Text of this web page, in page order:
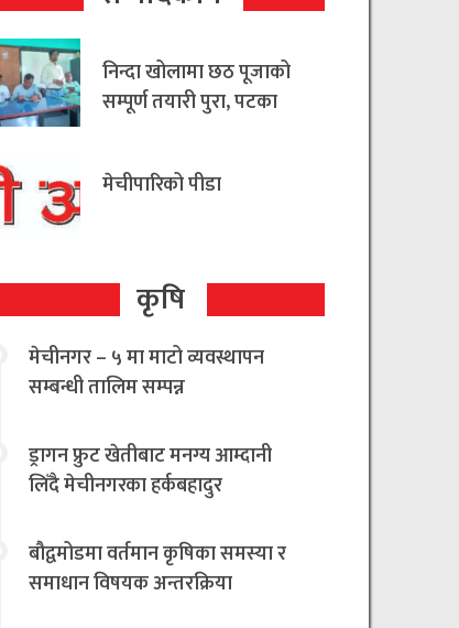
निन्दा खोलामा छठ पूजाको
सम्पूर्ण तयारी पुरा, पटका
मेचीपारिको पीडा
कृषि
मेचीनगर – ५ मा माटो व्यवस्थापन
सम्बन्धी तालिम सम्पन्न
ड्रागन फ्रुट खेतीबाट मनग्य आम्दानी
लिँदै मेचीनगरका हर्कबहादुर
बौद्वमोडमा वर्तमान कृषिका समस्या र
समाधान विषयक अन्तरक्रिया